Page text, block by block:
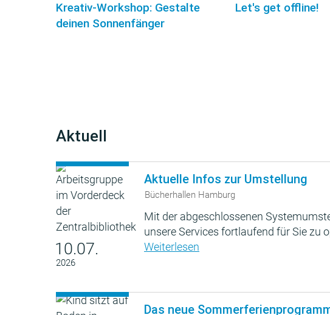
Kreativ-Workshop: Gestalte
deinen Sonnenfänger
Let's get offline!
Aktuell
10.07.
2026
Aktuelle Infos zur Umstellung
Bücherhallen Hamburg
Mit der abgeschlossenen
unsere Services fortlaufend für Sie zu
Weiterlesen
Das neue